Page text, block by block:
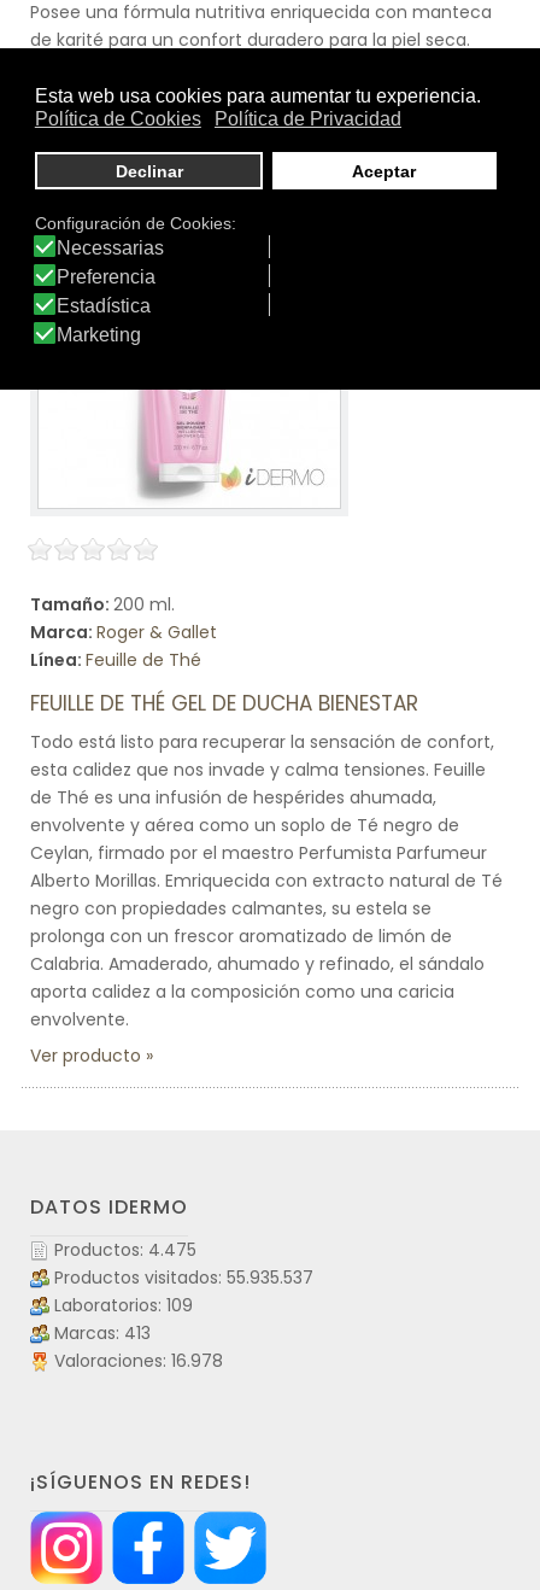
Posee una fórmula nutritiva enriquecida con manteca
de karité para un confort duradero para la piel seca.
protegidas y cutículas suavizadas. Un tratamiento
completo que nutre, protege y embellece las manos
cada día.
Ver producto
Tamaño: 200 ml.
Marca: Roger & Gallet
Línea: Feuille de Thé
FEUILLE DE THÉ GEL DE DUCHA BIENESTAR
Todo está listo para recuperar la sensación de confort,
esta calidez que nos invade y calma tensiones. Feuille
de Thé es una infusión de hespérides ahumada,
envolvente y aérea como un soplo de Té negro de
Ceylan, firmado por el maestro Perfumista Parfumeur
Alberto Morillas. Emriquecida con extracto natural de Té
negro con propiedades calmantes, su estela se
prolonga con un frescor aromatizado de limón de
Calabria. Amaderado, ahumado y refinado, el sándalo
aporta calidez a la composición como una caricia
envolvente.
Ver producto
DATOS IDERMO
Productos: 4.475
Productos visitados: 55.935.537
Laboratorios: 109
Marcas: 413
Valoraciones: 16.978
¡SÍGUENOS EN REDES!